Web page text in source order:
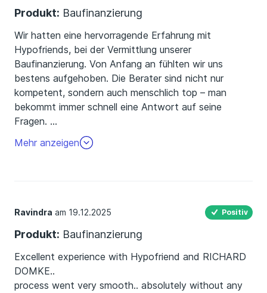
Produkt: Baufinanzierung
Wir hatten eine hervorragende Erfahrung mit
Hypofriends, bei der Vermittlung unserer
Baufinanzierung. Von Anfang an fühlten wir uns
bestens aufgehoben. Die Berater sind nicht nur
kompetent, sondern auch menschlich top – man
bekommt immer schnell eine Antwort auf seine
Fragen. …
Dank der professionellen Unterstützung haben wir die
perfekte Finanzierung für unser Haus gefunden.
Mehr anzeigen
Ravindra am 19.12.2025 Positiv
Produkt: Baufinanzierung
Excellent experience with Hypofriend and RICHARD
DOMKE..
process went very smooth.. absolutely without any